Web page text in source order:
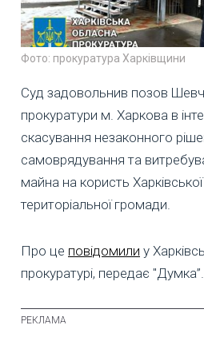
Фото: прокуратура Харківщини
Суд задовольнив позов
прокуратури м. Харкова в
скасування незаконного
самоврядування та
майна на користь Харківської
територіальної громади.
Про це повідомили у
прокуратурі, передає "Думка”.